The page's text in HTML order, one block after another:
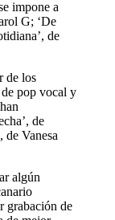
impone a
G; ‘De
de
de los
pop vocal y
de
de Vanesa
algún
grabación de